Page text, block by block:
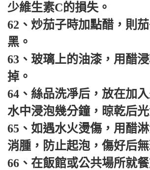
少維生素C的損失。
62、炒茄子時加點醋，則
黑。
63、玻璃上的油漆，用醋
掉。
64、絲品洗凈后，放在加
水中浸泡幾分鐘，晾乾后光
65、如遇水火燙傷，用醋
消腫，防止起泡，傷好后無
66、在飯館或公共場所就